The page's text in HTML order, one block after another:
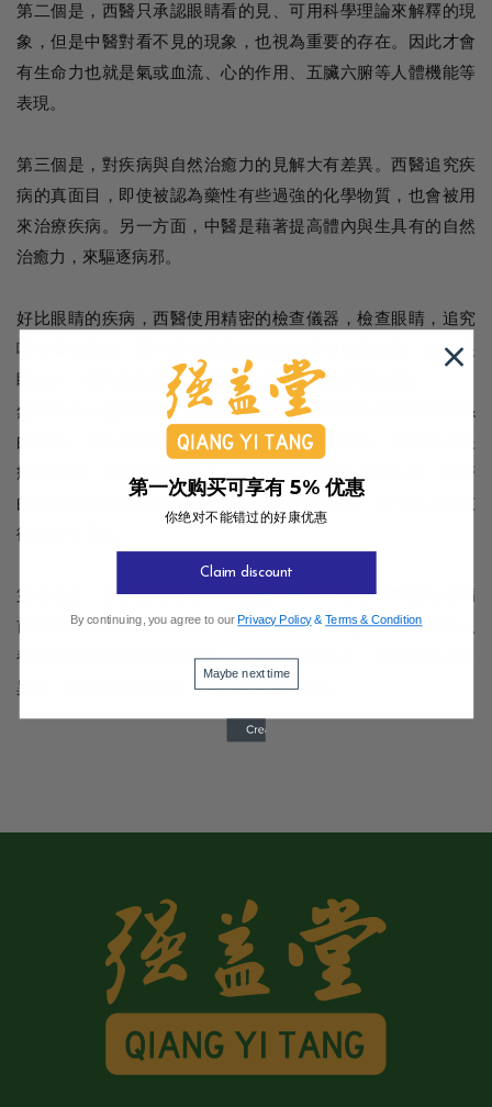
第二個是，西醫只承認眼睛看的見、可用科學理論來解釋的現
象，但是中醫對看不見的現象，也視為重要的存在。因此才會
有生命力也就是氣或血流、心的作用、五臟六腑等人體機能等
表現。
第三個是，對疾病與自然治癒力的見解大有差異。西醫追究疾
病的真面目，即使被認為藥性有些過強的化學物質，也會被用
來治療疾病。另一方面，中醫是藉著提高體內與生具有的自然
治癒力，來驅逐病邪。
好比眼睛的疾病，西醫使用精密的檢查儀器，檢查眼睛，追究
哪裡發生異狀，而中醫卻是詳細追究患者的自覺症狀，除了眼
睛之外，也問的很仔細，還會檢視舌色來綜合判斷病情。
然後給你一些肝不好、或者是氣流不佳等和眼睛似乎沒有關係
的說明。這正是綜觀身體全體，發生了哪些現象，結果造成眼
病的說明。打個常用的比方，面對瓦斯漏氣造成的火災，西醫
的滅火技術非常優秀，但中醫關好瓦斯總開關、再行滅火的技
術卻非常卓越。
第四個是，西醫是治療生了病的患者，而中醫也將重點放在病
前的健康維持與疾病預防。可能生病的人，體質容易生病的人
都是中醫治療與預防的對象，但是在西醫學上，只要檢查不出
異狀，無法察明病因時，不會給予任何治療。
第一次购买可享有 5% 优惠
你绝对不能错过的好康优惠
Claim discount
By continuing, you agree to our Privacy Policy&Terms & Condition
Maybe next time